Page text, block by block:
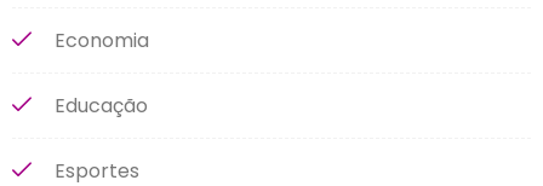
Economia
Educação
Esportes